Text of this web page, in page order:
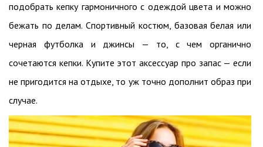
подобрать кепку гармоничного с одеждой цвета и можно
бежать по делам. Спортивный костюм, базовая белая или
черная футболка и джинсы — то, с чем органично
сочетаются кепки. Купите этот аксессуар про запас — если
не пригодится на отдыхе, то уж точно дополнит образ при
случае.